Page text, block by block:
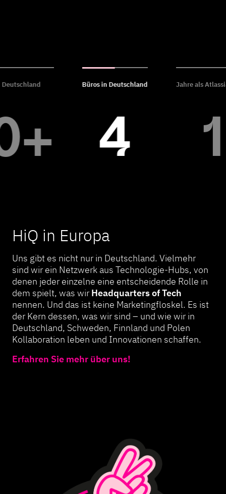
Büros in Deutschland
4
Jahre als
HiQ in Europa
Uns gibt es nicht nur in Deutschland. Vielmehr
sind wir ein Netzwerk aus Technologie-Hubs, von
denen jeder einzelne eine entscheidende Rolle in
dem spielt, was wirHeadquarters of Tech
nennen. Und das ist keine Marketingfloskel. Es ist
der Kern dessen, was wir sind – und wie wir in
Deutschland, Schweden, Finnland und Polen
Kollaboration leben und Innovationen schaffen.
Erfahren Sie mehr über uns!